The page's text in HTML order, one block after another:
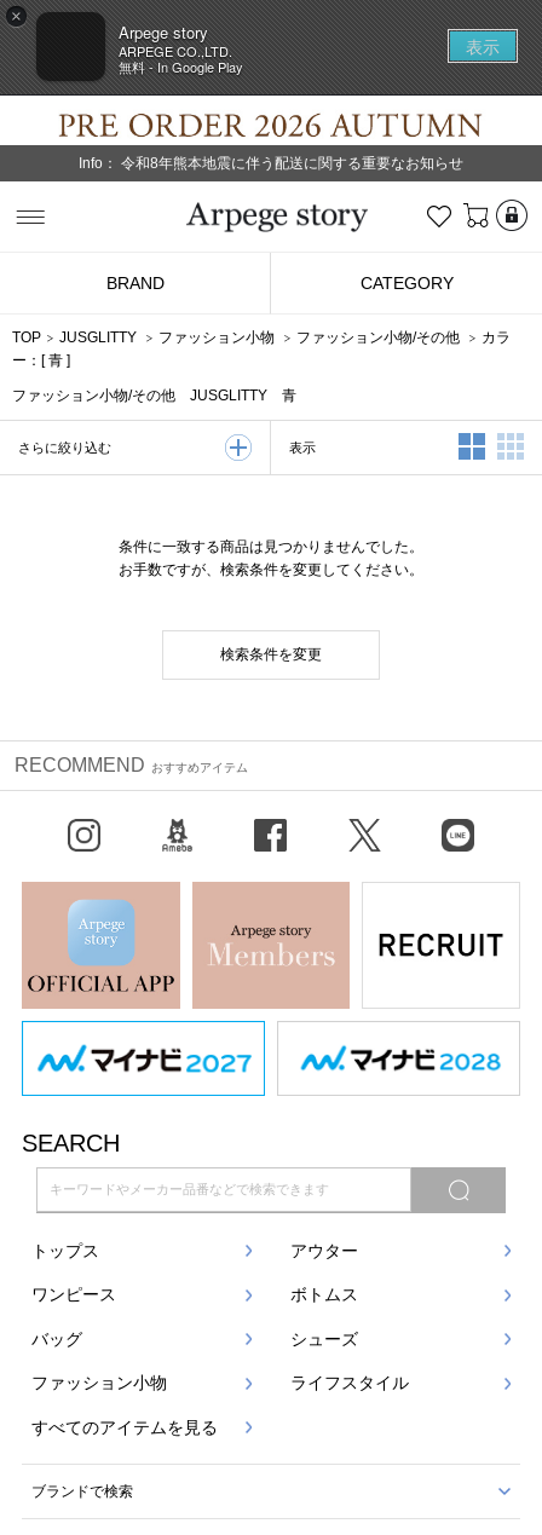
×
Arpege story
ARPEGE CO.,LTD.
無料 - In Google Play
表示
Info： 令和8年熊本地震に伴う配送に関する重要なお知らせ
お気に入り
BRAND CATEGORY
TOP JUSGLITTY ファッション小物 ファッション小物/その他
カラ
ー：[青 ]
ファッション小物/その他 JUSGLITTY 青
さらに絞り込む 表示 2列表示
条件に一致する商品は見つかりませんでした。
お手数ですが、検索条件を変更してください。
検索条件を変更
RECOMMEND おすすめアイテム
X（旧Twitter） LINE
SEARCH
トップス アウター
ワンピース ボトムス
バッグ シューズ
ファッション小物 ライフスタイル
すべてのアイテムを見る
ブランドで検索